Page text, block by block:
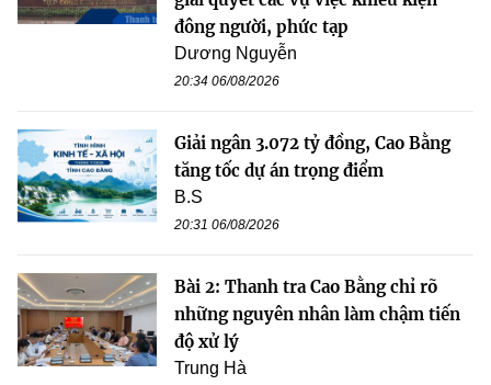
đông người, phức tạp
Dương Nguyễn
20:34 06/08/2026
Giải ngân 3.072 tỷ đồng, Cao Bằng
tăng tốc dự án trọng điểm
B.S
20:31 06/08/2026
Bài 2: Thanh tra Cao Bằng chỉ rõ
những nguyên nhân làm chậm tiến
độ xử lý
Trung Hà